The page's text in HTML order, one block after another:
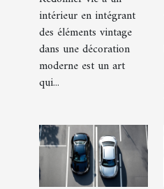
vintage dans
une décoration
moderne ?
intérieur en intégrant
des éléments vintage
dans une décoration
moderne est un art
qui...